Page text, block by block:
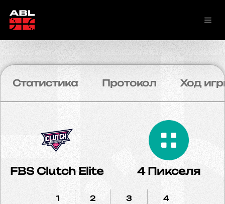
Статистика Протокол Ход
FBS Clutch Elite 4 Пикселя
1
2
3
4